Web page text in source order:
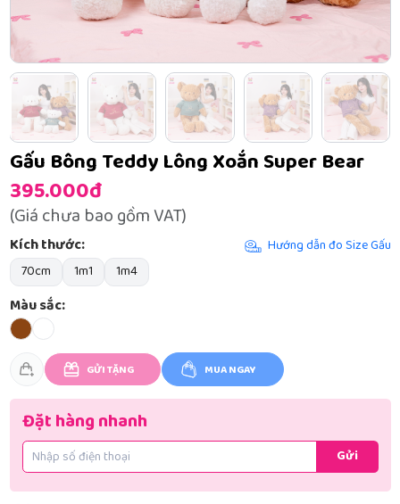
Gấu Bông Teddy Lông Xoắn Super Bear
395.000đ
(Giá chưa bao gồm VAT)
Kích thước:
Hướng dẫn đo Size Gấu
70cm
1m1 1m4
Màu sắc:
GỬI TẶNG MUA NGAY
Đặt hàng nhanh
Gửi